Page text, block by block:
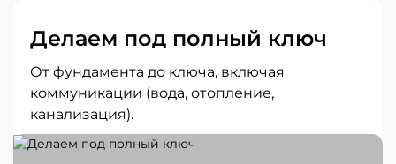
Делаем под полный ключ
От фундамента до ключа, включая
коммуникации (вода, отопление,
канализация).